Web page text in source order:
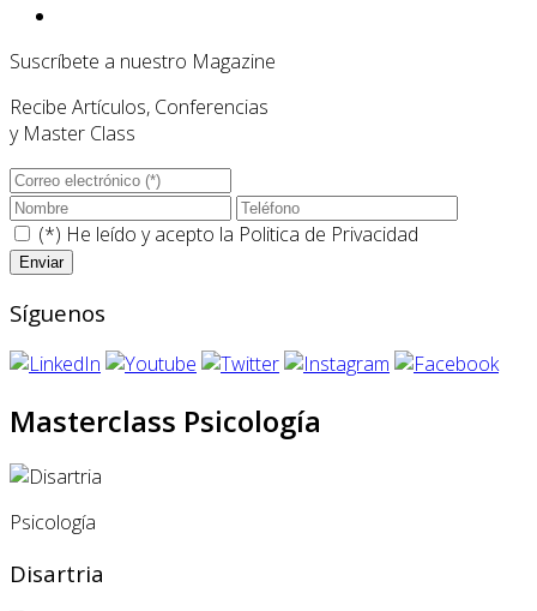
Suscríbete a nuestro Magazine
Recibe Artículos, Conferencias
y Master Class
(*) He leído y acepto la Politica de Privacidad
Síguenos
Masterclass Psicología
Psicología
Disartria